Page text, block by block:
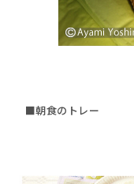
■朝食のトレー